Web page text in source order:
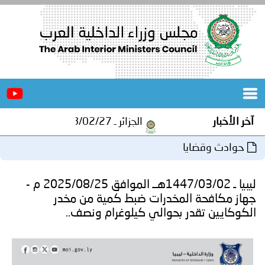
الرئيسية
المجلس
مؤتمرات
و
اجتماعات
جهود
و
برامج
آخر الأخبار الجزائر ـ 1448/02/27هـ ــ الموافق 2026/08/10 م - مصالح أمن ولاية المنيعة تستقبل أشبال الهلال الاحمر الجزائري بالمنيعة..
حوادث وقضايا
ليبيا ـ 1447/03/02هــ الموافق 2025/08/25 م -
جهاز مكافحة المخدرات ضبط كمية من مخدر
الكوكايين تقدر بحوالي كيلوغرام ونصف..